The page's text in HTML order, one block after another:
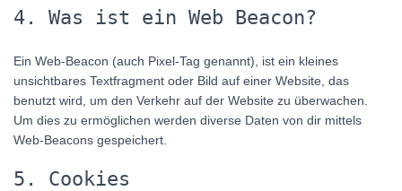
4. Was ist ein Web Beacon?
Ein Web-Beacon (auch Pixel-Tag genannt), ist ein kleines
unsichtbares Textfragment oder Bild auf einer Website, das
benutzt wird, um den Verkehr auf der Website zu überwachen.
Um dies zu ermöglichen werden diverse Daten von dir mittels
Web-Beacons gespeichert.
5. Cookies